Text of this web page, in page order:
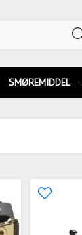
SMØREMIDDEL